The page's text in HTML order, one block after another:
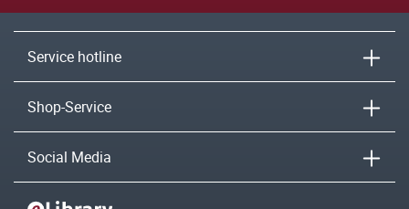
Service hotline
Shop-Service
Social Media